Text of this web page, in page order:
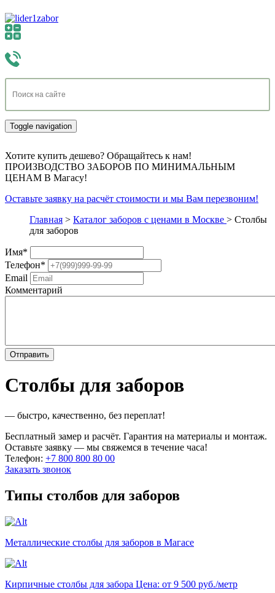
Toggle navigation
Хотите купить дешево? Обращайтесь к нам!
ПРОИЗВОДСТВО ЗАБОРОВ ПО МИНИМАЛЬНЫМ
ЦЕНАМ В Магасу!
Оставьте заявку на расчёт стоимости и мы Вам перезвоним!
Главная > Каталог заборов с ценами в Москве > Столбы
для заборов
Имя*
Телефон*
Email
Комментарий
Столбы для заборов
— быстро, качественно, без переплат!
Бесплатный замер и расчёт. Гарантия на материалы и монтаж.
Оставьте заявку — мы свяжемся в течение часа!
Телефон: +7 800 800 80 00
Заказать звонок
Типы столбов для заборов
Металлические столбы для заборов в Магасе
Кирпичные столбы для забора Цена: от 9 500 руб./метр